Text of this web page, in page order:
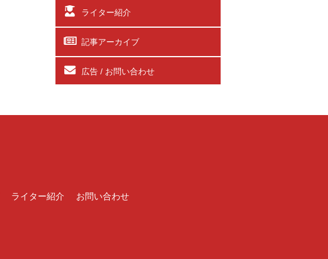
ライター紹介
記事アーカイブ
広告 / お問い合わせ
ライター紹介 お問い合わせ